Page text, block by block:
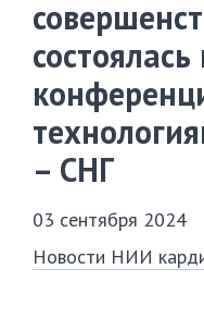
– СНГ
03 сентября 2024
Новости НИИ